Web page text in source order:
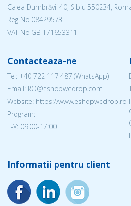
Calea Dumbrăvii 40, Sibiu 550234,
Reg No 08429573
VAT No GB 171653311
Contacteaza-ne
Tel: +40 722 117 487 (WhatsApp)
Email: RO@eshopwedrop.com
Website: https://www.eshopwedrop.ro
Program:
L-V: 09:00-17:00
Informatii pentru client